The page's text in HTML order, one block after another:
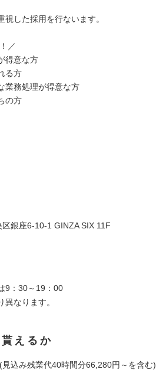
視した採用を行ないます。
／
得意な方
る方
業務処理が得意な方
の方
銀座6-10-1 GINZA SIX 11F
9：30～19：00
なります。
えるか
込み残業代40時間分66,280円～を含む)